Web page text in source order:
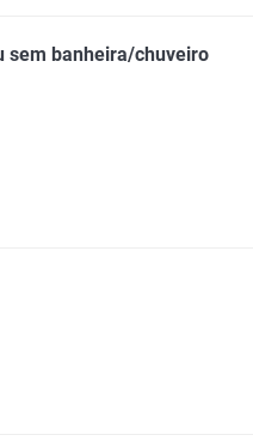
sem banheira/chuveiro